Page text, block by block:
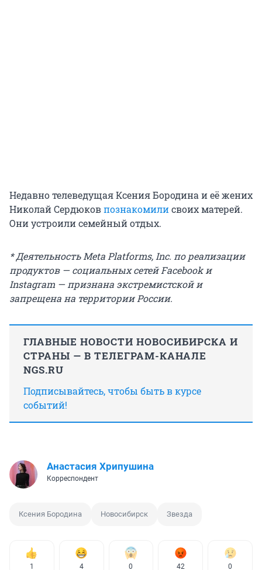
Недавно телеведущая Ксения Бородина и её жених
Николай Сердюковпознакомилисвоих матерей.
Они устроили семейный отдых.
* Деятельность Meta Platforms, Inc. по реализации
продуктов — социальных сетей Facebook и
Instagram — признана экстремистской и
запрещена на территории России.
ГЛАВНЫЕ НОВОСТИ НОВОСИБИРСКА И
СТРАНЫ — В ТЕЛЕГРАМ-КАНАЛЕ
NGS.RU
Подписывайтесь, чтобы быть в курсе
событий!
Анастасия Хрипушина
Корреспондент
Ксения Бородина Новосибирск Звезда
1 4 0 42 0